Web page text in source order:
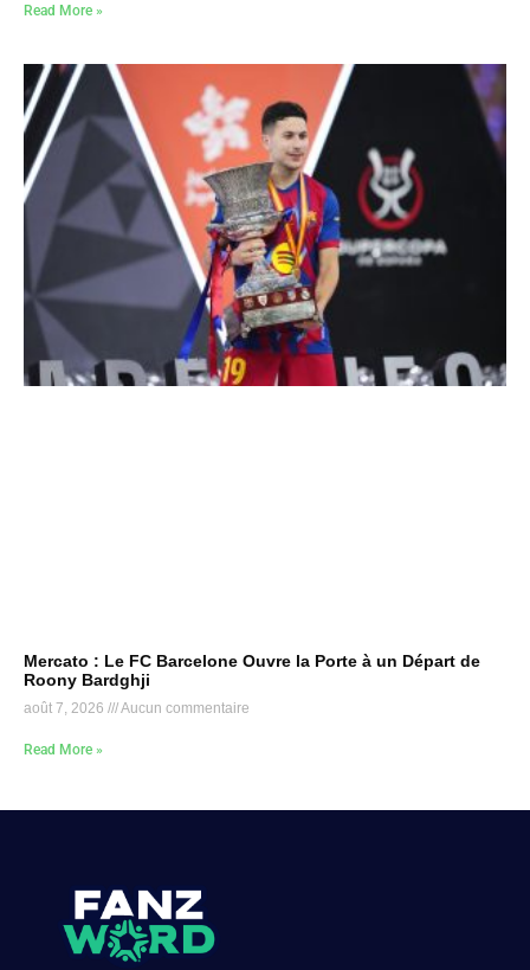
Read More »
Mercato : Le FC Barcelone Ouvre la Porte à un Départ de
Roony Bardghji
août 7, 2026 Aucun commentaire
Read More »